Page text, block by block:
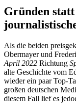
Gründen
Als die beiden
Obermayer und
April 2022 Richtung
alte Geschichte vom
wieder ein paar Top-
großen deutschen
diesem Fall lief es